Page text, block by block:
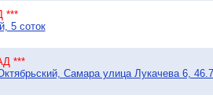
***
5 соток
***
Самара улица Лукачева 6,